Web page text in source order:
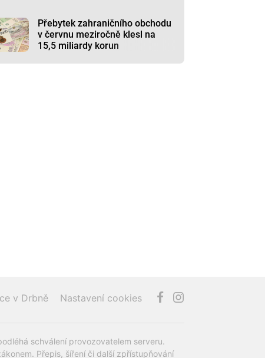
Přebytek zahraničního obchodu
v červnu meziročně klesl na
15,5 miliardy korun
v Drbně Nastavení cookies
schválení provozovatelem serveru.
Přepis, šíření či další zpřístupňování